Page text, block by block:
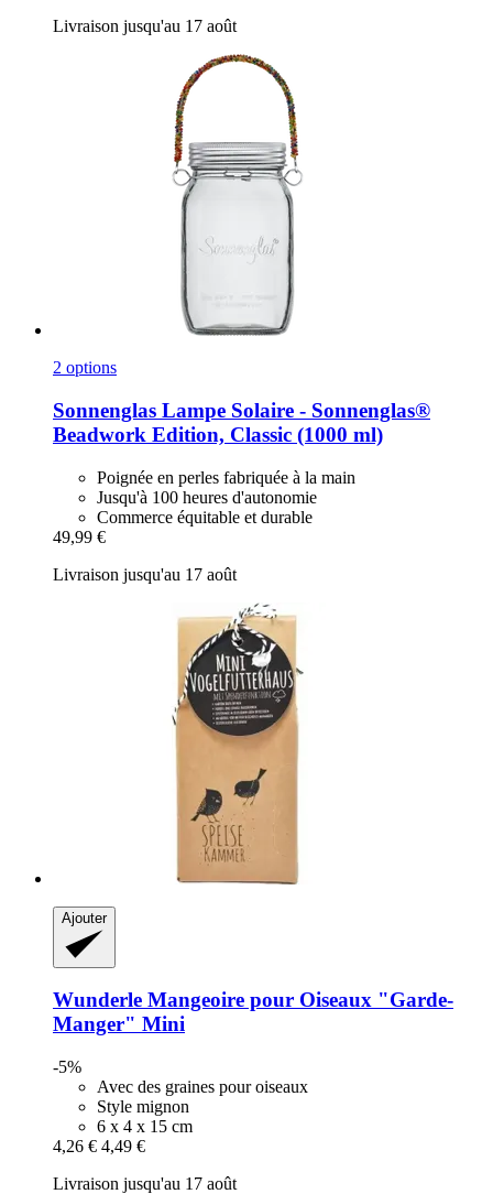
Livraison jusqu'au 17 août
2 options
Sonnenglas Lampe Solaire -​ Sonnenglas®
Beadwork Edition, Classic (1000 ml)
Poignée en perles fabriquée à la main
Jusqu'à 100 heures d'autonomie
Commerce équitable et durable
49,99 €
Livraison jusqu'au 17 août
Ajouter
Wunderle Mangeoire pour Oiseaux "Garde-​
Manger" Mini
-5%
Avec des graines pour oiseaux
Style mignon
6 x 4 x 15 cm
4,26 € 4,49 €
Livraison jusqu'au 17 août